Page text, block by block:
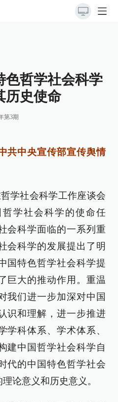
色哲学社会科学
历史使命
第3期
共中央宣传部宣传舆情
学社会科学工作座谈会
哲学社会科学的使命任
会科学面临的一系列重
会科学的发展提出了明
国特色哲学社会科学提
巨大的推动作用。重温
我们进一步加深对中国
识和理解，进一步推进
学科体系、学术体系、
建中国哲学社会科学自
代的中国特色哲学社会
论意义和历史意义。